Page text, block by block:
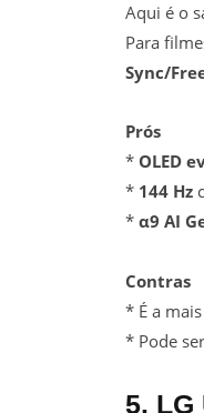
Aqui é o
Para
Sync/
Prós
* OLED
* 144 Hz
* α9 AI
Contras
* É a
* Pode
5. LG